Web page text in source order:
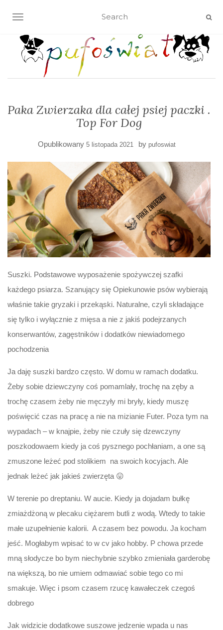
TOGGLE NAVIGATION
Paka Zwierzaka dla całej psiej paczki .
Top For Dog
Opublikowany 5 listopada 2021 by pufoswiat
Suszki. Podstawowe wyposażenie spożywczej szafki
każdego psiarza. Szanujący się Opiekunowie psów wybierają
właśnie takie gryzaki i przekąski. Naturalne, czyli składające
się tylko i wyłącznie z mięsa a nie z jakiś podejrzanych
konserwantów, zagęstników i dodatków niewiadomego
pochodzenia
Ja daję suszki bardzo często. W domu w ramach dodatku.
Żeby sobie dziewczyny coś pomamlały, trochę na zęby a
trochę czasem żeby nie męczyły mi bryły, kiedy muszę
poświęcić czas na pracę a nie na mizianie Futer. Poza tym na
wypadach – w knajpie, żeby nie czuły się dzewczyny
poszkodowaem kiedy ja coś pysznego pochłaniam, a one są
zmuszone leżeć pod stolikiem na swoich kocyjach. Ale
jednak leżeć jak jakieś zwierzęta 😛
W terenie po dreptaniu. W aucie. Kiedy ja dojadam bułkę
zmiażdżoną w plecaku ciężarem butli z wodą. Wtedy to takie
małe uzupełnienie kalorii. A czasem bez powodu. Ja kocham
jeść. Mogłabym wpisać to w cv jako hobby. P chowa przede
mną słodycze bo bym niechybnie szybko zmieniała garderobę
na większą, bo nie umiem odmawiać sobie tego co mi
smakuje. Więc i psom czasem rzucę kawałeczek czegoś
dobrego
Jak widzicie dodatkowe suszowe jedzenie wpada u nas